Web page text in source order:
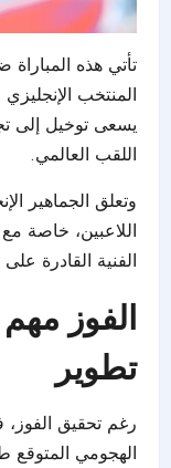
تأتي هذه
يسعى توخيل إلى
اللقب العالمي.
وتعلق الجماهير
اللاعبين، خاصة
الفنية القادرة
الفوز مهم
تطوير
رغم تحقيق الفوز،
الهجومي المتوقع